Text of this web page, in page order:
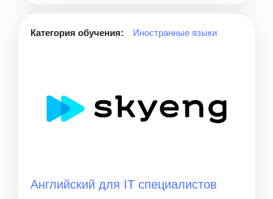
Категория обучения: Иностранные языки
Английский для IT специалистов